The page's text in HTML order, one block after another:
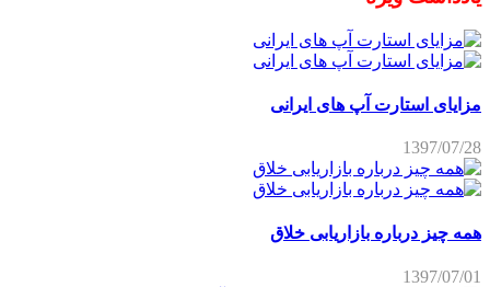
مزایای استارت آپ های ایرانی
1397/07/28
همه چیز درباره بازاریابی خلاق
1397/07/01